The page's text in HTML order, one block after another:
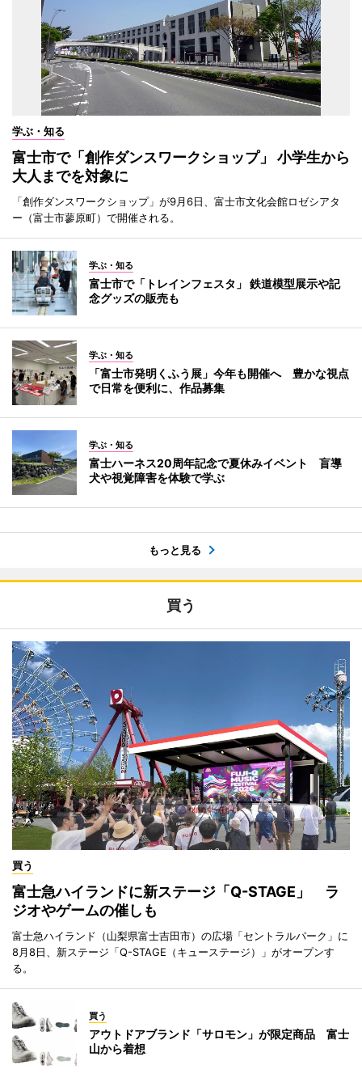
学ぶ・知る
富士市で「創作ダンスワークショップ」 小学生から
大人までを対象に
「創作ダンスワークショップ」が9月6日、富士市文化会館ロゼシアタ
ー（富士市蓼原町）で開催される。
学ぶ・知る
富士市で「トレインフェスタ」 鉄道模型展示や記
念グッズの販売も
学ぶ・知る
「富士市発明くふう展」今年も開催へ 豊かな視点
で日常を便利に、作品募集
学ぶ・知る
富士ハーネス20周年記念で夏休みイベント 盲導
犬や視覚障害を体験で学ぶ
もっと見る
買う
買う
富士急ハイランドに新ステージ「Q-STAGE」 ラ
ジオやゲームの催しも
富士急ハイランド（山梨県富士吉田市）の広場「セントラルパーク」に
8月8日、新ステージ「Q-STAGE（キューステージ）」がオープンす
る。
買う
アウトドアブランド「サロモン」が限定商品 富士
山から着想